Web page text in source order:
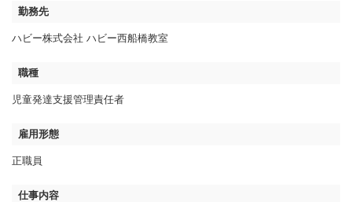
勤務先
ハビー株式会社 ハビー西船橋教室
職種
児童発達支援管理責任者
雇用形態
正職員
仕事内容